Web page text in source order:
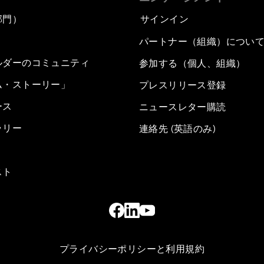
）
ーのコミュニティ
ストーリー」
リー
サインイン
パートナー（組織）につい
参加する（個人、組織）
プレスリリース登録
ニュースレター購読
連絡先 (英語のみ)
プライバシーポリシーと利用規約